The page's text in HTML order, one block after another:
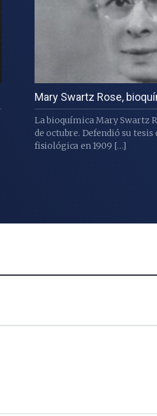
Mary Swartz Rose,
La bioquímica Mary Swartz
de octubre. Defendió su
fisiológica en 1909 […]